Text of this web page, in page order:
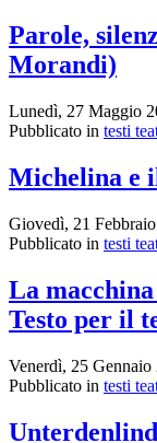
Parole,
Morandi)
Lunedì, 27 Maggio
Pubblicato in testi
Michelina e
Giovedì, 21
Pubblicato in testi
La
Testo per il
Venerdì, 25 Gennaio
Pubblicato in testi